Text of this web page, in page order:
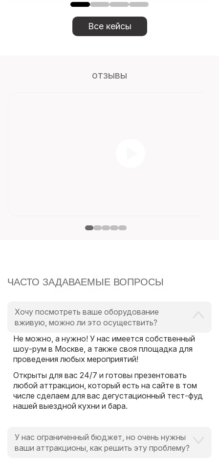
Все кейсы
отзывы
ЧАСТО ЗАДАВАЕМЫЕ ВОПРОСЫ
Хочу посмотреть ваше оборудование
вживую, можно ли это осуществить?
Не можно, а нужно! У нас имеется собственный
шоу-рум в Москве, а также своя площадка для
проведения любых мероприятий!
Открыты для вас 24/7 и готовы презентовать
любой аттракцион, который есть на сайте в том
числе сделаем для вас дегустационный тест-фуд
нашей выездной кухни и бара.
У нас ограниченный бюджет, но очень нужны
ваши аттракционы, как решить эту проблему?